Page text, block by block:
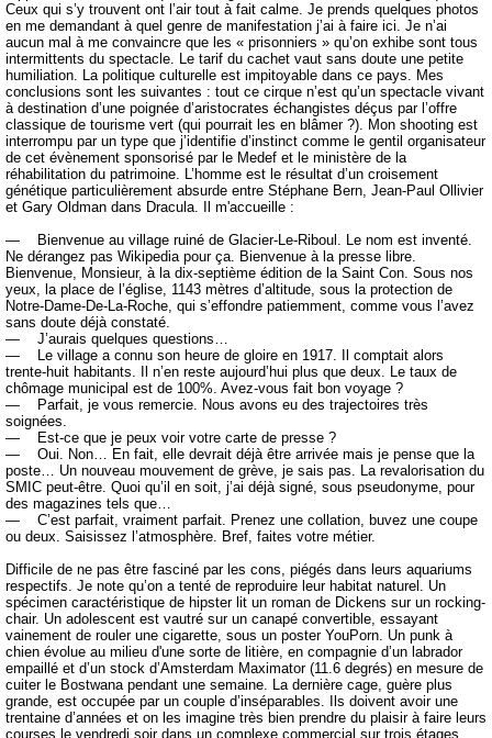
Ceux qui s’y trouvent ont l’air tout à fait calme. Je prends quelques photos
en me demandant à quel genre de manifestation j’ai à faire ici. Je n’ai
aucun mal à me convaincre que les « prisonniers » qu’on exhibe sont tous
intermittents du spectacle. Le tarif du cachet vaut sans doute une petite
humiliation. La politique culturelle est impitoyable dans ce pays. Mes
conclusions sont les suivantes : tout ce cirque n’est qu’un spectacle vivant
à destination d’une poignée d’aristocrates échangistes déçus par l’offre
classique de tourisme vert (qui pourrait les en blâmer ?). Mon shooting est
interrompu par un type que j’identifie d’instinct comme le gentil organisateur
de cet évènement sponsorisé par le Medef et le ministère de la
réhabilitation du patrimoine. L’homme est le résultat d’un croisement
génétique particulièrement absurde entre Stéphane Bern, Jean-Paul Ollivier
et Gary Oldman dans Dracula. Il m'accueille :
— Bienvenue au village ruiné de Glacier-Le-Riboul. Le nom est inventé.
Ne dérangez pas Wikipedia pour ça. Bienvenue à la presse libre.
Bienvenue, Monsieur, à la dix-septième édition de la Saint Con. Sous nos
yeux, la place de l’église, 1143 mètres d’altitude, sous la protection de
Notre-Dame-De-La-Roche, qui s’effondre patiemment, comme vous l’avez
sans doute déjà constaté.
— J’aurais quelques questions…
— Le village a connu son heure de gloire en 1917. Il comptait alors
trente-huit habitants. Il n’en reste aujourd’hui plus que deux. Le taux de
chômage municipal est de 100%. Avez-vous fait bon voyage ?
— Parfait, je vous remercie. Nous avons eu des trajectoires très
soignées.
— Est-ce que je peux voir votre carte de presse ?
— Oui. Non… En fait, elle devrait déjà être arrivée mais je pense que la
poste… Un nouveau mouvement de grève, je sais pas. La revalorisation du
SMIC peut-être. Quoi qu’il en soit, j’ai déjà signé, sous pseudonyme, pour
des magazines tels que…
— C’est parfait, vraiment parfait. Prenez une collation, buvez une coupe
ou deux. Saisissez l’atmosphère. Bref, faites votre métier.
Difficile de ne pas être fasciné par les cons, piégés dans leurs aquariums
respectifs. Je note qu’on a tenté de reproduire leur habitat naturel. Un
spécimen caractéristique de hipster lit un roman de Dickens sur un rocking-
chair. Un adolescent est vautré sur un canapé convertible, essayant
vainement de rouler une cigarette, sous un poster YouPorn. Un punk à
chien évolue au milieu d'une sorte de litière, en compagnie d’un labrador
empaillé et d’un stock d’Amsterdam Maximator (11.6 degrés) en mesure de
cuiter le Bostwana pendant une semaine. La dernière cage, guère plus
grande, est occupée par un couple d’inséparables. Ils doivent avoir une
trentaine d’années et on les imagine très bien prendre du plaisir à faire leurs
courses le vendredi soir dans un complexe commercial sur trois étages.